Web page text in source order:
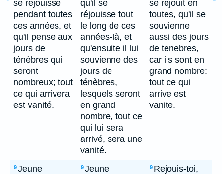
se réjouisse
pendant toutes
ces années, et
qu'il pense aux
jours de
ténèbres qui
seront
nombreux; tout
ce qui arrivera
est vanité.
qu'il se
réjouisse tout
le long de ces
années-là, et
qu'ensuite il lui
souvienne des
jours de
ténèbres,
lesquels seront
en grand
nombre, tout ce
qui lui sera
arrivé, sera une
vanité.
se rejouit en
toutes, qu'il se
souvienne
aussi des jours
de tenebres,
car ils sont en
grand nombre:
tout ce qui
arrive est
vanite.
9Jeune
9Jeune
9 Rejouis-toi,